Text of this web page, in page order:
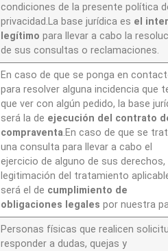
condiciones de la presente política
privacidad.La base jurídica es el
legítimo para llevar a cabo la
de sus consultas o reclamaciones.
En caso de que se ponga en
para resolver alguna incidencia que
que ver con algún pedido, la base
será la de ejecución del contrato
compraventa.En caso de que se
una consulta para llevar a cabo el
ejercicio de alguno de sus derechos,
legitimación del tratamiento
será el de cumplimiento de
obligaciones legales por nuestra
Personas físicas que realicen
responder a dudas, quejas y